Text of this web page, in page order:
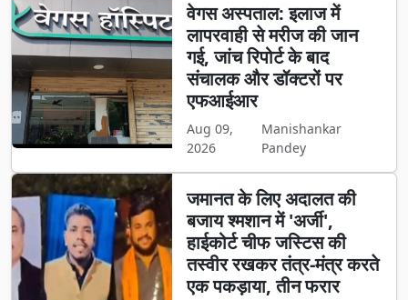
वेगस अस्पताल: इलाज में
लापरवाही से मरीज की जान
गई, जांच रिपोर्ट के बाद
संचालक और डॉक्टरों पर
एफआईआर
Aug 09,
2026
Manishankar
Pandey
जमानत के लिए अदालत की
बजाय श्मशान में 'अर्जी',
हाईकोर्ट चीफ जस्टिस की
तस्वीर रखकर तंत्र-मंत्र करते
एक पकड़ाया, तीन फरार